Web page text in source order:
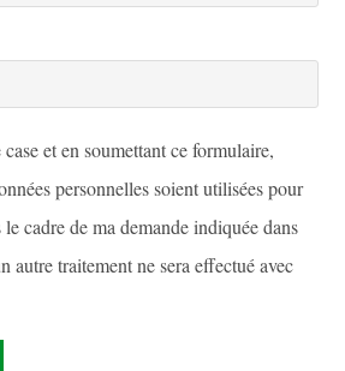
et en soumettant ce formulaire,
personnelles soient utilisées pour
cadre de ma demande indiquée dans
autre traitement ne sera effectué avec